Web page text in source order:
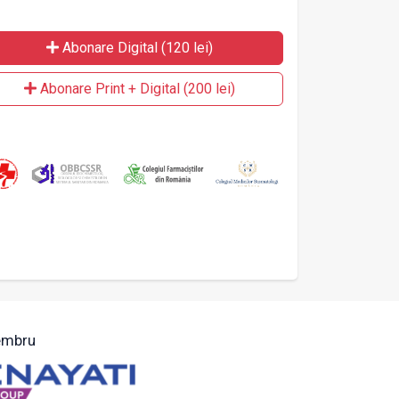
Abonare Digital (120 lei)
Abonare Print + Digital (200 lei)